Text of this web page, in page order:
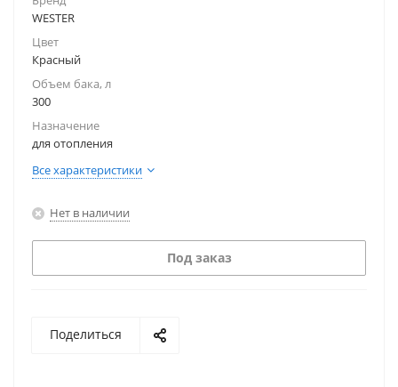
WESTER
Цвет
Красный
Объем бака, л
300
Назначение
для отопления
Все характеристики
Нет в наличии
Под заказ
Поделиться